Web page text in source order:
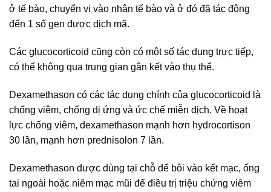
ở tế bào, chuyển vị vào nhân tế bào và ở đó đã tác động
đến 1 số gen được dịch mã.
Các glucocorticoid cũng còn có một số tác dụng trực tiếp,
có thể không qua trung gian gắn kết vào thụ thể.
Dexamethason có các tác dụng chính của glucocorticoid là
chống viêm, chống dị ứng và ức chế miễn dịch. Về hoạt
lực chống viêm, dexamethason mạnh hơn hydrocortison
30 lần, mạnh hơn prednisolon 7 lần.
Dexamethason được dùng tại chỗ để bôi vào kết mạc, ống
tai ngoài hoặc niêm mạc mũi để điều trị triệu chứng viêm